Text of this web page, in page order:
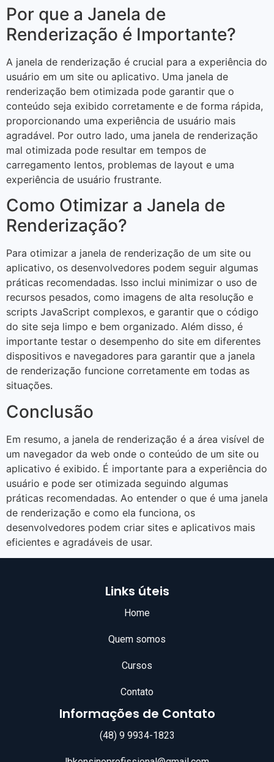
Por que a Janela de
Renderização é Importante?
A janela de renderização é crucial para a experiência do
usuário em um site ou aplicativo. Uma janela de
renderização bem otimizada pode garantir que o
conteúdo seja exibido corretamente e de forma rápida,
proporcionando uma experiência de usuário mais
agradável. Por outro lado, uma janela de renderização
mal otimizada pode resultar em tempos de
carregamento lentos, problemas de layout e uma
experiência de usuário frustrante.
Como Otimizar a Janela de
Renderização?
Para otimizar a janela de renderização de um site ou
aplicativo, os desenvolvedores podem seguir algumas
práticas recomendadas. Isso inclui minimizar o uso de
recursos pesados, como imagens de alta resolução e
scripts JavaScript complexos, e garantir que o código
do site seja limpo e bem organizado. Além disso, é
importante testar o desempenho do site em diferentes
dispositivos e navegadores para garantir que a janela
de renderização funcione corretamente em todas as
situações.
Conclusão
Em resumo, a janela de renderização é a área visível de
um navegador da web onde o conteúdo de um site ou
aplicativo é exibido. É importante para a experiência do
usuário e pode ser otimizada seguindo algumas
práticas recomendadas. Ao entender o que é uma janela
de renderização e como ela funciona, os
desenvolvedores podem criar sites e aplicativos mais
eficientes e agradáveis de usar.
Links úteis
Home
Quem somos
Cursos
Contato
Informações de Contato
(48) 9 9934-1823